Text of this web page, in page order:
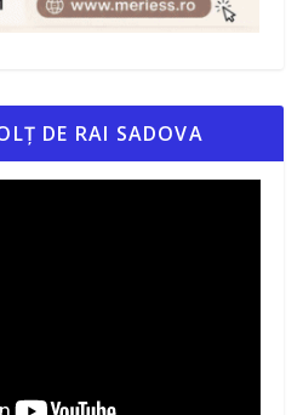
DE RAI SADOVA